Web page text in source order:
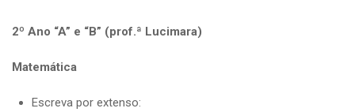
2º Ano “A” e “B” (prof.ª Lucimara)
Matemática
Escreva por extenso: